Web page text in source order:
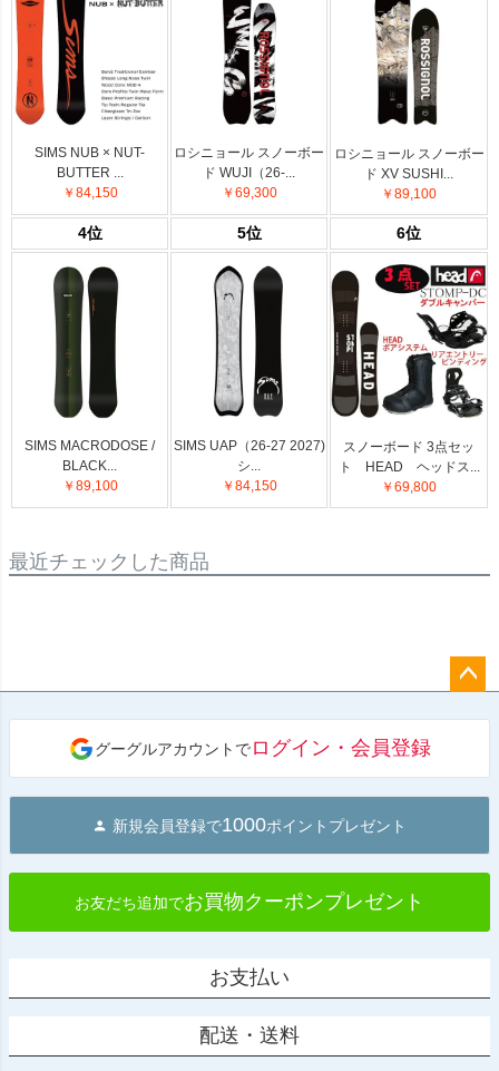
SIMS NUB × NUT-
BUTTER ...
￥84,150
ロシニョール スノーボー
ド WUJI（26-...
￥69,300
ロシニョール スノーボー
ド XV SUSHI...
￥89,100
4位 5位 6位
SIMS MACRODOSE /
BLACK...
￥89,100
SIMS UAP（26-27 2027)
シ...
￥84,150
スノーボード 3点セッ
ト HEAD ヘッドス...
￥69,800
最近チェックした商品
へ
グーグルアカウントでログイン・会員登録
新規会員登録で1000ポイントプレゼント
お友だち追加でお買物クーポンプレゼント
お支払い
配送・送料